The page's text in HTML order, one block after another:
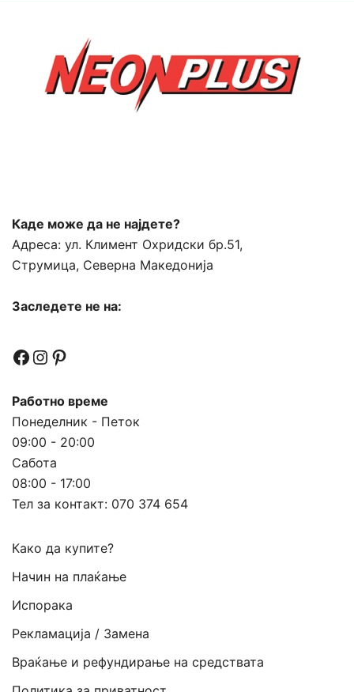
Каде може да не најдете?
Адреса: ул. Климент Охридски бр.51,
Струмица, Северна Македонија
Заследете не на:
Facebook
Instagram
Pinterest
Работно време
Понеделник - Петок
09:00 - 20:00
Сабота
08:00 - 17:00
Тел за контакт: 070 374 654
Како да купите?
Начин на плаќање
Испорака
Рекламација / Замена
Враќање и рефундирање на средствата